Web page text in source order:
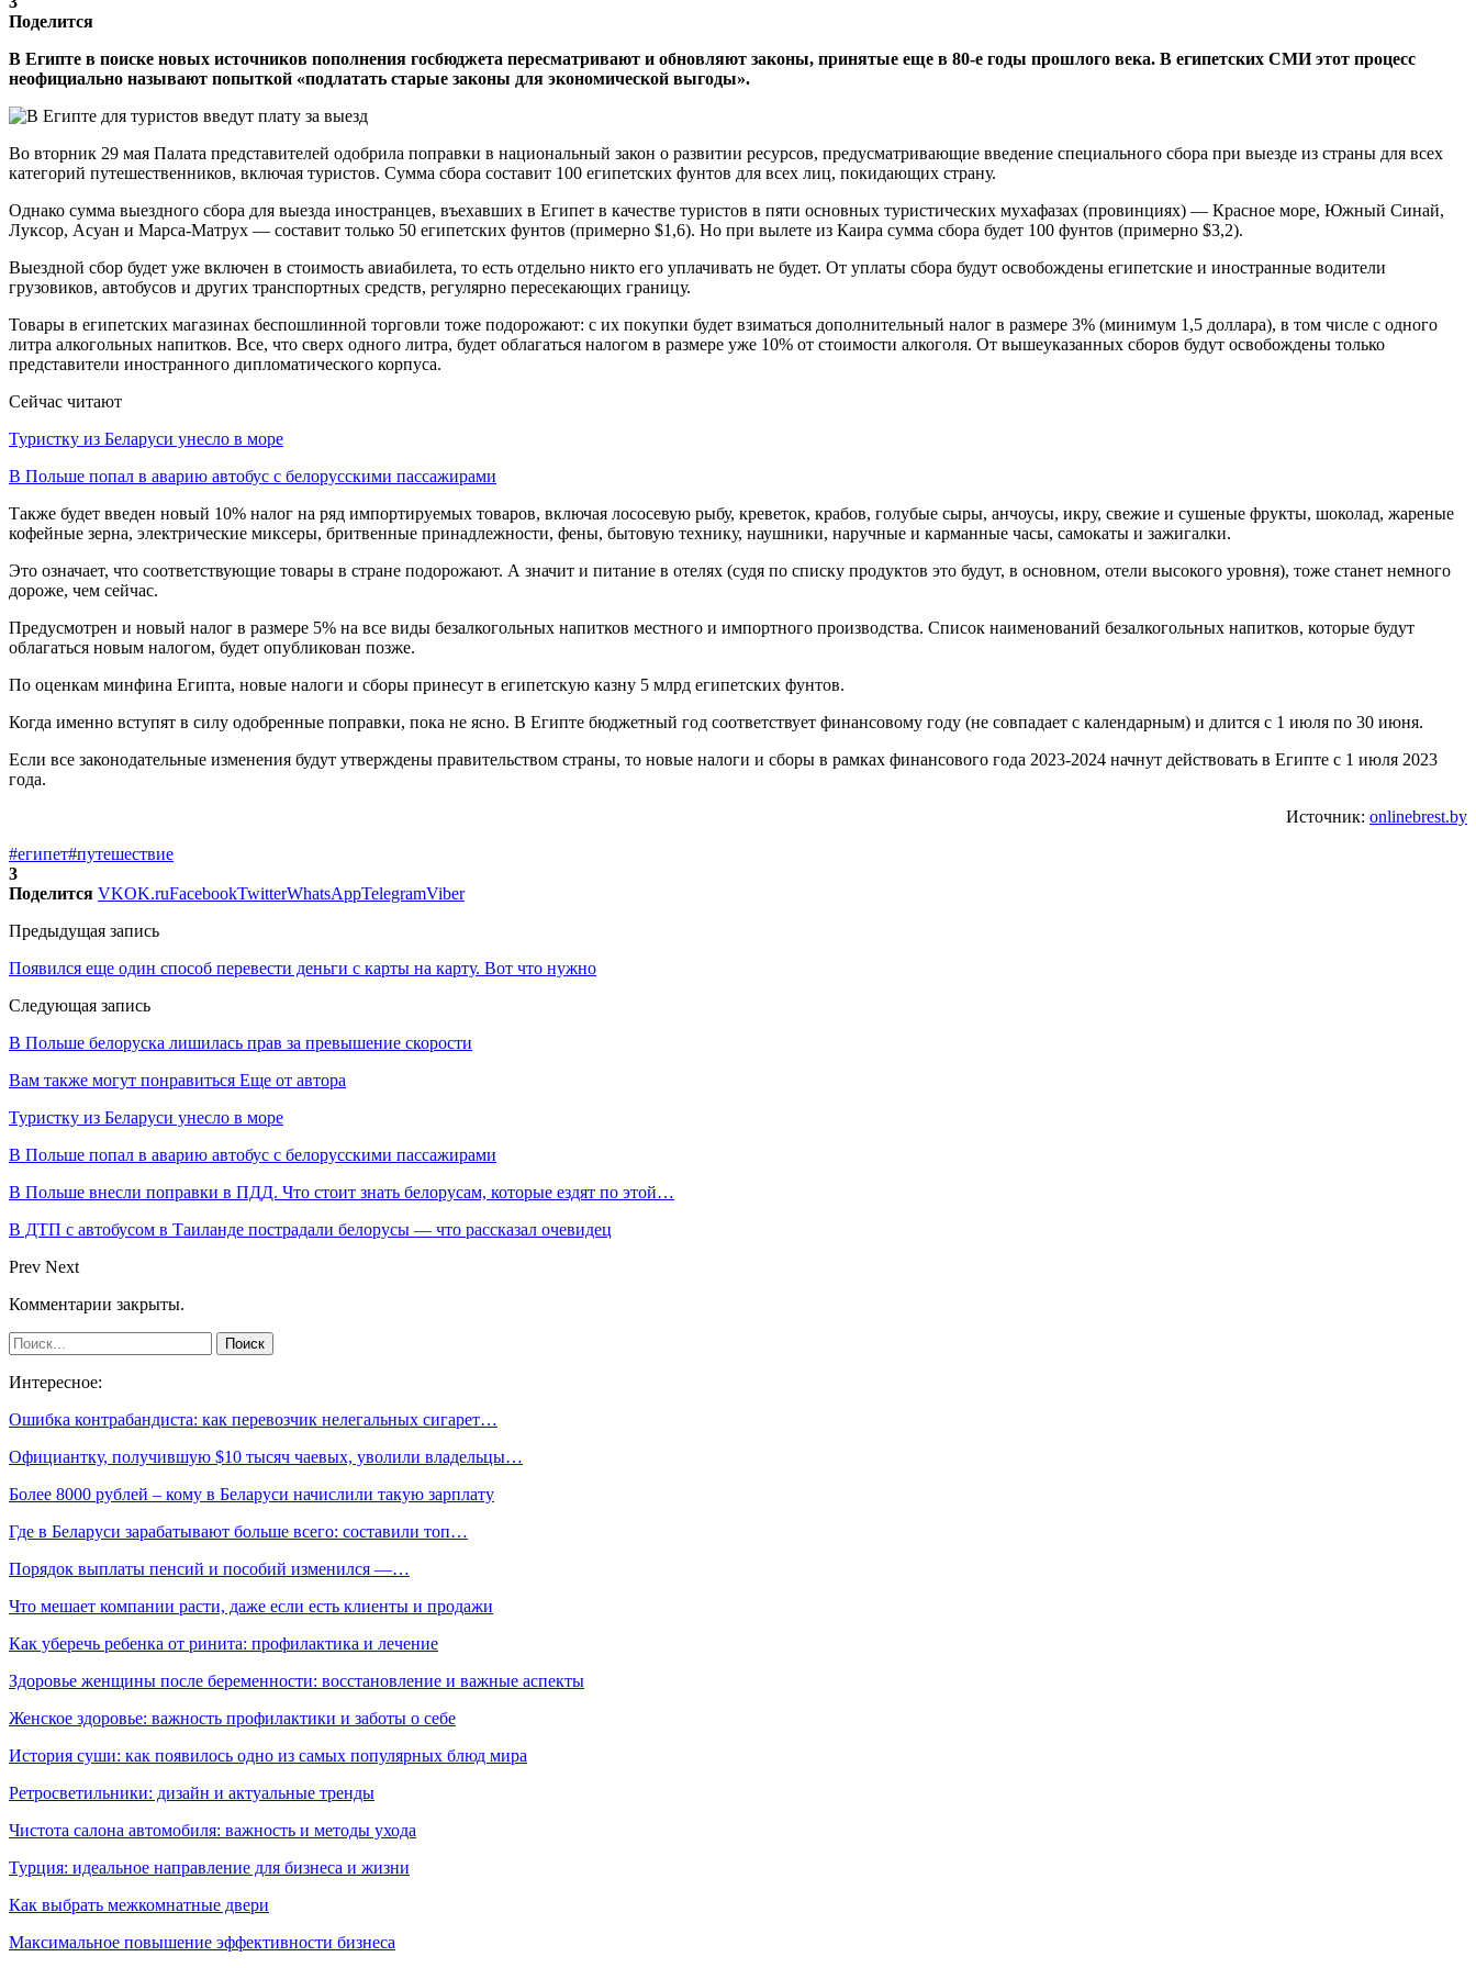
Поделится
В Египте в поиске новых источников пополнения госбюджета пересматривают и обновляют законы, принятые еще в 80-е годы прошлого века. В египетских СМИ этот процесс
неофициально называют попыткой «подлатать старые законы для экономической выгоды».
Во вторник 29 мая Палата представителей одобрила поправки в национальный закон о развитии ресурсов, предусматривающие введение специального сбора при выезде из страны для всех
категорий путешественников, включая туристов. Сумма сбора составит 100 египетских фунтов для всех лиц, покидающих страну.
Однако сумма выездного сбора для выезда иностранцев, въехавших в Египет в качестве туристов в пяти основных туристических мухафазах (провинциях) — Красное море, Южный Синай,
Луксор, Асуан и Марса-Матрух — составит только 50 египетских фунтов (примерно $1,6). Но при вылете из Каира сумма сбора будет 100 фунтов (примерно $3,2).
Выездной сбор будет уже включен в стоимость авиабилета, то есть отдельно никто его уплачивать не будет. От уплаты сбора будут освобождены египетские и иностранные водители
грузовиков, автобусов и других транспортных средств, регулярно пересекающих границу.
Товары в египетских магазинах беспошлинной торговли тоже подорожают: с их покупки будет взиматься дополнительный налог в размере 3% (минимум 1,5 доллара), в том числе с одного
литра алкогольных напитков. Все, что сверх одного литра, будет облагаться налогом в размере уже 10% от стоимости алкоголя. От вышеуказанных сборов будут освобождены только
представители иностранного дипломатического корпуса.
Сейчас читают
Туристку из Беларуси унесло в море
В Польше попал в аварию автобус с белорусскими пассажирами
Также будет введен новый 10% налог на ряд импортируемых товаров, включая лососевую рыбу, креветок, крабов, голубые сыры, анчоусы, икру, свежие и сушеные фрукты, шоколад, жареные
кофейные зерна, электрические миксеры, бритвенные принадлежности, фены, бытовую технику, наушники, наручные и карманные часы, самокаты и зажигалки.
Это означает, что соответствующие товары в стране подорожают. А значит и питание в отелях (судя по списку продуктов это будут, в основном, отели высокого уровня), тоже станет немного
дороже, чем сейчас.
Предусмотрен и новый налог в размере 5% на все виды безалкогольных напитков местного и импортного производства. Список наименований безалкогольных напитков, которые будут
облагаться новым налогом, будет опубликован позже.
По оценкам минфина Египта, новые налоги и сборы принесут в египетскую казну 5 млрд египетских фунтов.
Когда именно вступят в силу одобренные поправки, пока не ясно. В Египте бюджетный год соответствует финансовому году (не совпадает с календарным) и длится с 1 июля по 30 июня.
Если все законодательные изменения будут утверждены правительством страны, то новые налоги и сборы в рамках финансового года 2023-2024 начнут действовать в Египте с 1 июля 2023
года.
Источник: onlinebrest.by
#египет#путешествие
3
Поделится VKOK.ruFacebookTwitterWhatsAppTelegramViber
Предыдущая запись
Появился еще один способ перевести деньги с карты на карту. Вот что нужно
Следующая запись
В Польше белоруска лишилась прав за превышение скорости
Вам также могут понравиться Еще от автора
Туристку из Беларуси унесло в море
В Польше попал в аварию автобус с белорусскими пассажирами
В Польше внесли поправки в ПДД. Что стоит знать белорусам, которые ездят по этой…
В ДТП с автобусом в Таиланде пострадали белорусы — что рассказал очевидец
Prev Next
Комментарии закрыты.
Интересное:
Ошибка контрабандиста: как перевозчик нелегальных сигарет…
Официантку, получившую $10 тысяч чаевых, уволили владельцы…
Более 8000 рублей – кому в Беларуси начислили такую зарплату
Где в Беларуси зарабатывают больше всего: составили топ…
Порядок выплаты пенсий и пособий изменился —…
Что мешает компании расти, даже если есть клиенты и продажи
Как уберечь ребенка от ринита: профилактика и лечение
Здоровье женщины после беременности: восстановление и важные аспекты
Женское здоровье: важность профилактики и заботы о себе
История суши: как появилось одно из самых популярных блюд мира
Ретросветильники: дизайн и актуальные тренды
Чистота салона автомобиля: важность и методы ухода
Турция: идеальное направление для бизнеса и жизни
Как выбрать межкомнатные двери
Максимальное повышение эффективности бизнеса